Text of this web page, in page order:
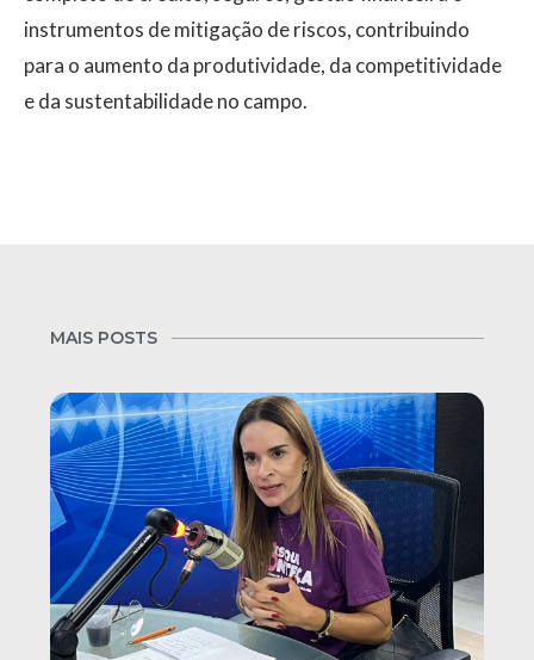
instrumentos de mitigação de riscos, contribuindo
para o aumento da produtividade, da competitividade
e da sustentabilidade no campo.
MAIS POSTS